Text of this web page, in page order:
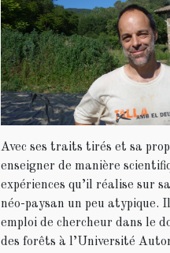
Avec ses traits tirés et sa
enseigner de manière
expériences qu’il réalise sur
néo-paysan un peu atypique.
emploi de chercheur dans le
des forêts à l’Université